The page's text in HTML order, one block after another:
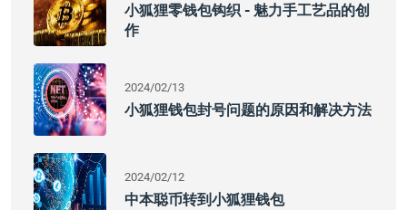
小狐狸零钱包钩织 - 魅力手工艺品的创
作
2024/02/13
小狐狸钱包封号问题的原因和解决方法
2024/02/12
中本聪币转到小狐狸钱包